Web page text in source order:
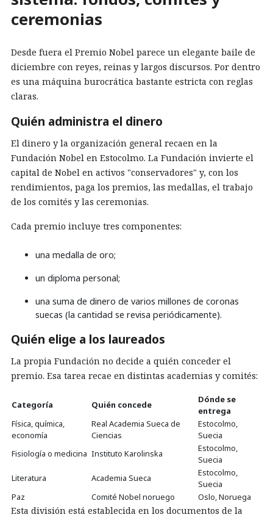
ceremonias
Desde fuera el Premio Nobel parece un elegante baile de
diciembre con reyes, reinas y largos discursos. Por dentro
es una máquina burocrática bastante estricta con reglas
claras.
Quién administra el dinero
El dinero y la organización general recaen en la
Fundación Nobel en Estocolmo. La Fundación invierte el
capital de Nobel en activos "conservadores" y, con los
rendimientos, paga los premios, las medallas, el trabajo
de los comités y las ceremonias.
Cada premio incluye tres componentes:
una medalla de oro;
un diploma personal;
una suma de dinero de varios millones de coronas
suecas (la cantidad se revisa periódicamente).
Quién elige a los laureados
La propia Fundación no decide a quién conceder el
premio. Esa tarea recae en distintas academias y comités:
Categoría Quién concede
Dónde se
entrega
Física, química,
economía
Real Academia Sueca de
Ciencias
Estocolmo,
Suecia
Fisiología o medicina Instituto Karolinska
Estocolmo,
Suecia
Literatura
Academia Sueca
Estocolmo,
Suecia
Paz
Comité Nobel noruego Oslo, Noruega
Esta división está establecida en los documentos de la